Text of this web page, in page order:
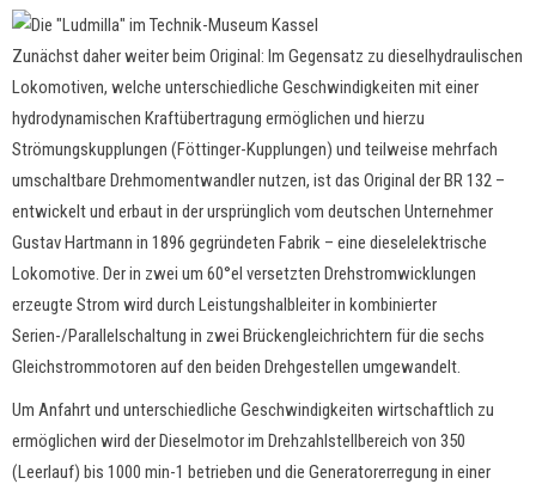
Zunächst daher weiter beim Original: Im Gegensatz zu dieselhydraulischen
Lokomotiven, welche unterschiedliche Geschwindigkeiten mit einer
hydrodynamischen Kraftübertragung ermöglichen und hierzu
Strömungskupplungen (Föttinger-Kupplungen) und teilweise mehrfach
umschaltbare Drehmomentwandler nutzen, ist das Original der BR 132 –
entwickelt und erbaut in der ursprünglich vom deutschen Unternehmer
Gustav Hartmann in 1896 gegründeten Fabrik – eine dieselelektrische
Lokomotive. Der in zwei um 60°el versetzten Drehstromwicklungen
erzeugte Strom wird durch Leistungshalbleiter in kombinierter
Serien-/Parallelschaltung in zwei Brückengleichrichtern für die sechs
Gleichstrommotoren auf den beiden Drehgestellen umgewandelt.
Um Anfahrt und unterschiedliche Geschwindigkeiten wirtschaftlich zu
ermöglichen wird der Dieselmotor im Drehzahlstellbereich von 350
(Leerlauf) bis 1000 min-1 betrieben und die Generatorerregung in einer